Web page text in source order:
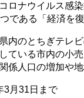
ロナウイルス感
である「経済を
内のとちぎテレ
ている市内の小
係人口の増加や
3月31日まで